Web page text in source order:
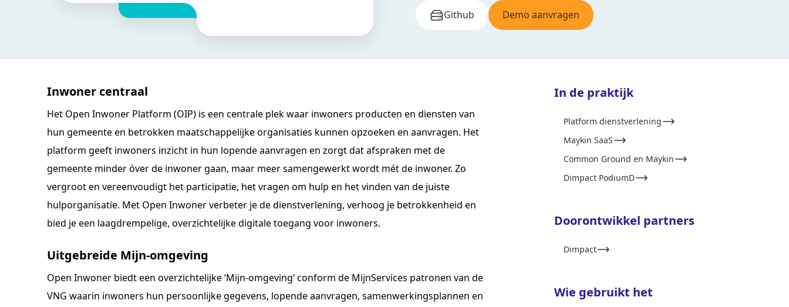
Github Demo aanvragen
Inwoner centraal
Het Open Inwoner Platform (OIP) is een centrale plek waar inwoners producten en diensten van
hun gemeente en betrokken maatschappelijke organisaties kunnen opzoeken en aanvragen. Het
platform geeft inwoners inzicht in hun lopende aanvragen en zorgt dat afspraken met de
gemeente minder óver de inwoner gaan, maar meer samengewerkt wordt mét de inwoner. Zo
vergroot en vereenvoudigt het participatie, het vragen om hulp en het vinden van de juiste
hulporganisatie. Met Open Inwoner verbeter je de dienstverlening, verhoog je betrokkenheid en
bied je een laagdrempelige, overzichtelijke digitale toegang voor inwoners.
Uitgebreide Mijn-omgeving
Open Inwoner biedt een overzichtelijke ‘Mijn-omgeving’ conform de MijnServices patronen van de
VNG waarin inwoners hun persoonlijke gegevens, lopende aanvragen, samenwerkingsplannen en
In de praktijk
Platform dienstverlening
Maykin SaaS
Common Ground en Maykin
Dimpact PodiumD
Doorontwikkel partners
Dimpact
Wie gebruikt het